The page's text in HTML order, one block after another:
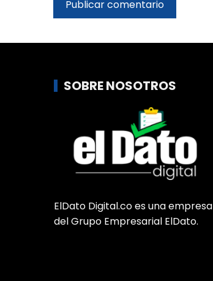
SOBRE NOSOTROS
ElDato Digital.co es una empresa
del Grupo Empresarial ElDato.